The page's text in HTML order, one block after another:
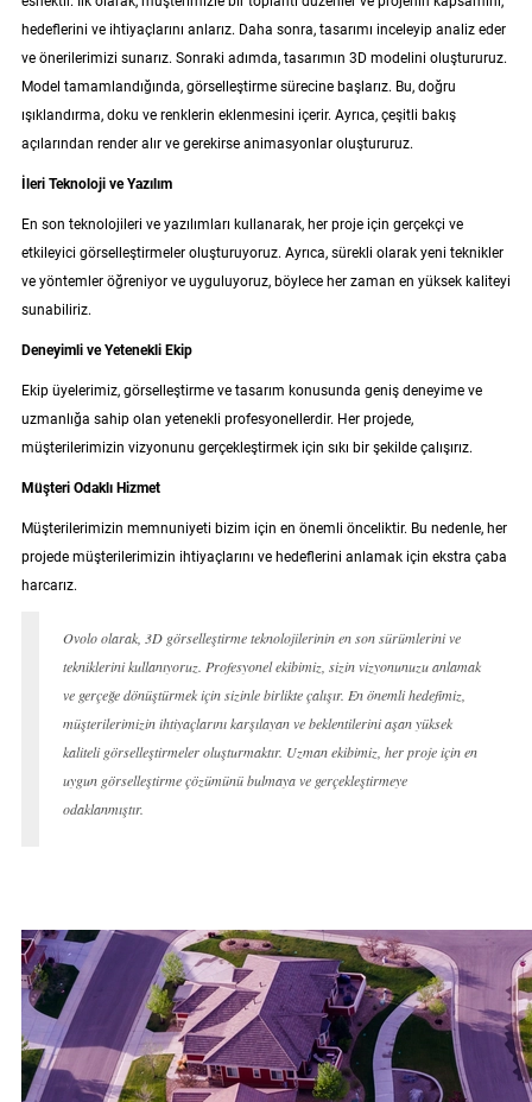
hedeflerini ve ihtiyaçlarını anlarız. Daha sonra, tasarımı inceleyip analiz eder
ve önerilerimizi sunarız. Sonraki adımda, tasarımın 3D modelini oluştururuz.
Model tamamlandığında, görselleştirme sürecine başlarız. Bu, doğru
ışıklandırma, doku ve renklerin eklenmesini içerir. Ayrıca, çeşitli bakış
açılarından render alır ve gerekirse animasyonlar oluştururuz.
İleri Teknoloji ve Yazılım
En son teknolojileri ve yazılımları kullanarak, her proje için gerçekçi ve
etkileyici görselleştirmeler oluşturuyoruz. Ayrıca, sürekli olarak yeni teknikler
ve yöntemler öğreniyor ve uyguluyoruz, böylece her zaman en yüksek kaliteyi
sunabiliriz.
Deneyimli ve Yetenekli Ekip
Ekip üyelerimiz, görselleştirme ve tasarım konusunda geniş deneyime ve
uzmanlığa sahip olan yetenekli profesyonellerdir. Her projede,
müşterilerimizin vizyonunu gerçekleştirmek için sıkı bir şekilde çalışırız.
Müşteri Odaklı Hizmet
Müşterilerimizin memnuniyeti bizim için en önemli önceliktir. Bu nedenle, her
projede müşterilerimizin ihtiyaçlarını ve hedeflerini anlamak için ekstra çaba
harcarız.
Ovolo olarak, 3D görselleştirme teknolojilerinin en son sürümlerini ve
tekniklerini kullanıyoruz. Profesyonel ekibimiz, sizin vizyonunuzu anlamak
ve gerçeğe dönüştürmek için sizinle birlikte çalışır. En önemli hedefimiz,
müşterilerimizin ihtiyaçlarını karşılayan ve beklentilerini aşan yüksek
kaliteli görselleştirmeler oluşturmaktır. Uzman ekibimiz, her proje için en
uygun görselleştirme çözümünü bulmaya ve gerçekleştirmeye
odaklanmıştır.